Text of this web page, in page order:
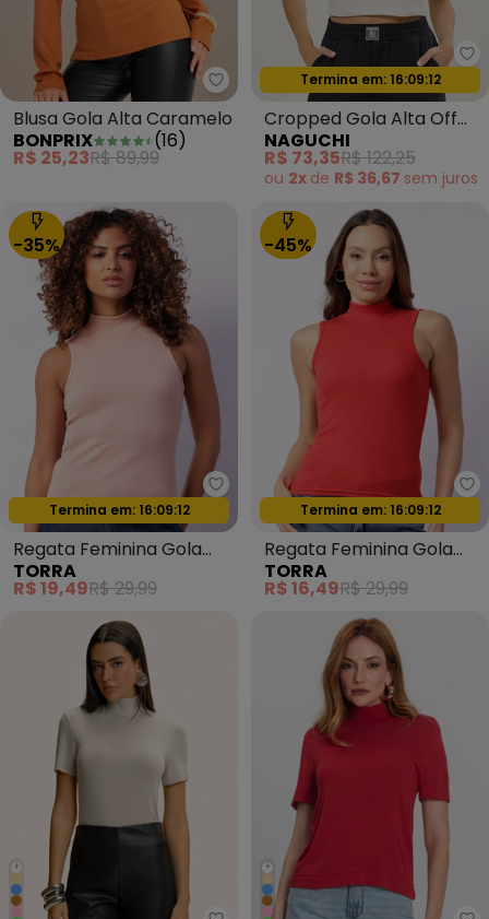
bonprix - Blusa Gola Alta
Blusa Gola Alta Caramelo
BONPRIX
(16)
R$ 25,23R$ 89,99
Oferta relâmpago
Termina em: 16:09:09
Cropped Gola Alta Off
White
NAGUCHI
R$ 73,35R$ 122,25
ou 2x de R$ 36,67 sem juros
-35%
Torra - Regata Feminina Gola
Oferta relâmpago
Termina em: 16:09:09
Regata Feminina Gola
Alta Rosa
TORRA
R$ 19,49R$ 29,99
-45%
Oferta relâmpago
Termina em: 16:09:09
Regata Feminina Gola
Alta Coral
TORRA
R$ 16,49R$ 29,99
+ +